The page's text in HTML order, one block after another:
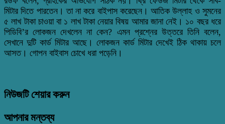
মিটার দিতে পারতেন। তা না করে বাইপাস করেছেন। আতিক উল্লাহ ও সুমনের
৫ লাখ টাকা চাওয়া বা ১ লাখ টাকা নেয়ার বিষয় আমার জানা নেই। ১০ বছর ধরে
পিডিবি’র লোকজন দেখলেন না কেন? এমন প্রশ্নের উত্তরে তিনি বলেন,
সেখানে দুটি কার্ড মিটার আছে। লোকজন কার্ড মিটার দেখেই ঠিক থাকায় চলে
আসত। গোপন বাইবাস চোখে ধরা পড়েনি।
নিউজটি শেয়ার করুন
আপনার মন্তব্য